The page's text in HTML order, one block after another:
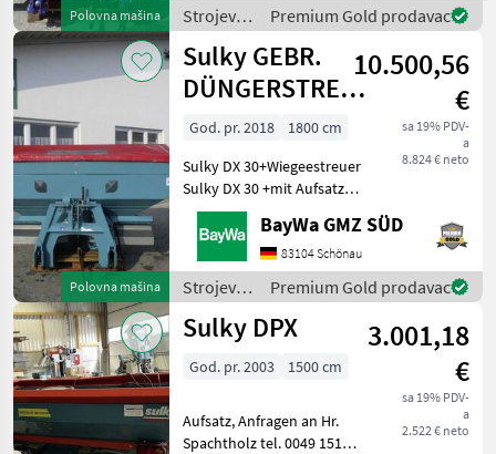
Polovna mašina
Beleuchtung.Volumen Ca.
2.700 ltr.Streu
Strojevi
za
đubrenje,
gnojenje i
navodnjavanje
/ Sulky
Premium Gold prodavac
Polovna mašina
Sulky GEBR.
DÜNGERSTREUER
DX 30+
10.500,56
€
sa 19% PDV-
a
8.824 € neto
God. pr. 2018
1800 cm
Sulky DX 30+Wiegeestreuer
Sulky DX 30 +mit Aufsatz
und Plane, mit
Gelenkwellemechanischer
BedienterminalGesamtvolumen
ca. 2.150 ltr, AB 12-18 m
Tanjurski ra
BayWa GMZ SÜD
83104 Schönau
Strojevi
za
đubrenje,
navodnjavanje
Premium Gold prodavac
Sulky DPX
3.001,18
€
sa 19% PDV-
a
2.522 € neto
God. pr. 2003 1500 cm
Aufsatz, Anfragen an Hr.
Spachtholz tel. 0049 151